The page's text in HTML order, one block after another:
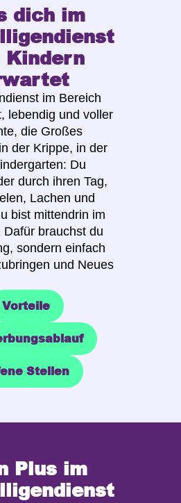
dich im
im Bereich
lebendig und voller
die Großes
der Krippe, in der
Du
durch ihren Tag,
Lachen und
bist mittendrin im
brauchst du
sondern einfach
und Neues
Vorteile
Vorteile
Stellen
Plus im